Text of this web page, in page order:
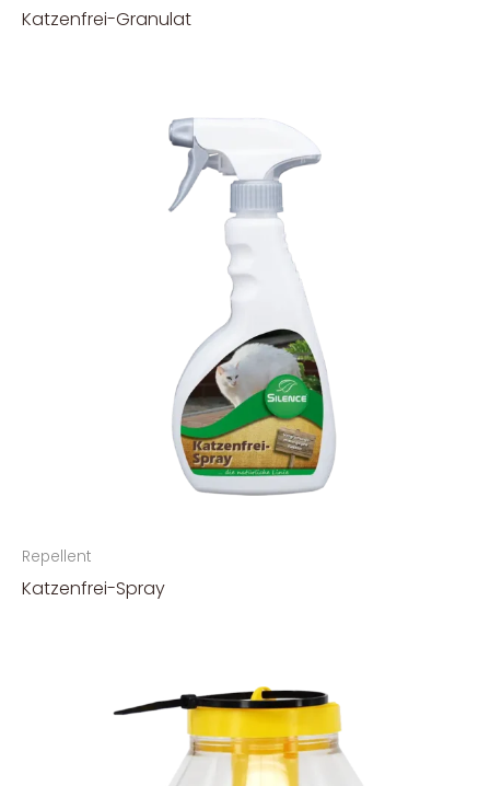
Katzenfrei-Granulat
Repellent
Katzenfrei-Spray